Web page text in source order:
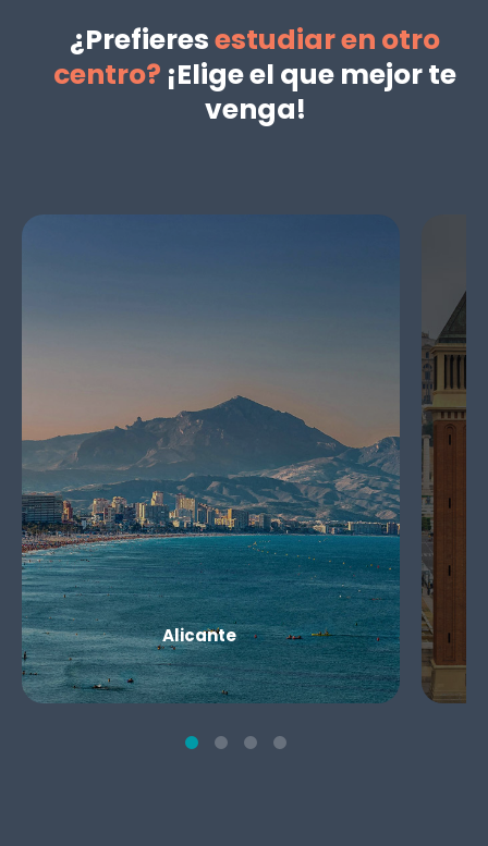
¿Prefieresestudiar en otro
centro? ¡Elige el que mejor te
venga!
Alicante